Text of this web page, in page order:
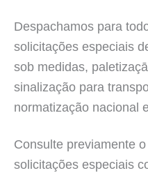
Despachamos para
solicitações especiais
sob medidas,
sinalização para
normatização nacional
Consulte previamente
solicitações especiais